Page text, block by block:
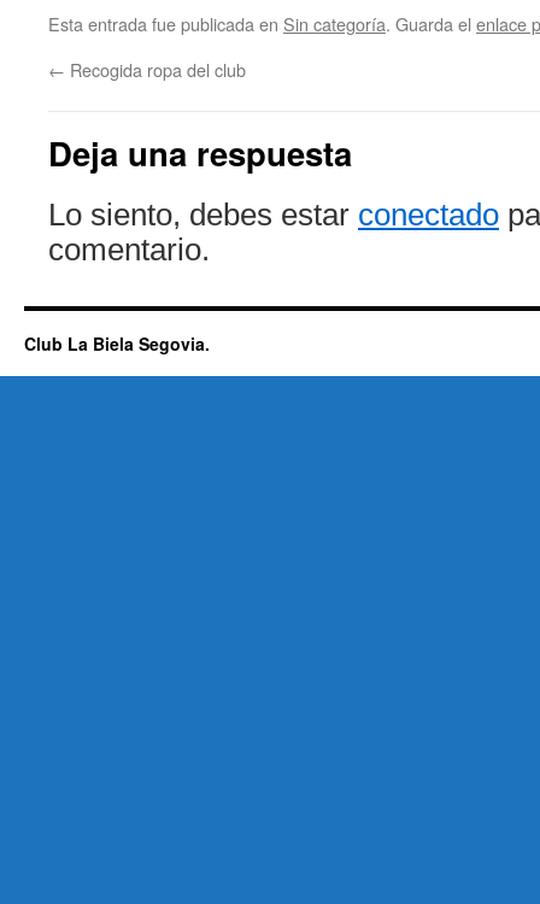
Esta entrada fue publicada en Sin categoría. Guarda el enlace
← Recogida ropa del club
Deja una respuesta
Lo siento, debes estar conectado
comentario.
Club La Biela Segovia.